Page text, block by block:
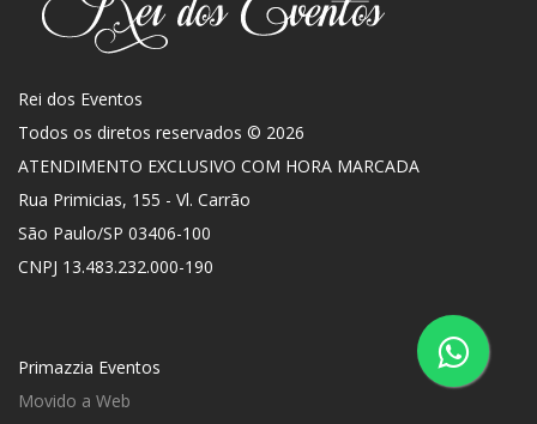
Rei dos Eventos
Todos os diretos reservados © 2026
ATENDIMENTO EXCLUSIVO COM HORA MARCADA
Rua Primicias, 155 - Vl. Carrão
São Paulo/SP 03406-100
CNPJ 13.483.232.000-190
Primazzia Eventos
Movido a Web